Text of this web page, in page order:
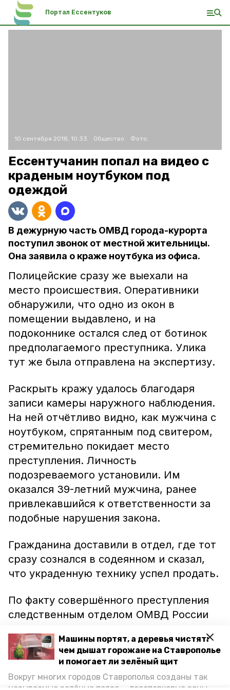
Машины портят, а деревья чистят:
чем дышат горожане на Ставрополье
и помогает ли зелёный щит
Вокруг многих городов Ставрополья созданы так
Портал Ессентуков
10 сентября 2018, 10:33 Общество Фото:
Ессентучанин попал на видео с
краденым ноутбуком под
одеждой
В дежурную часть ОМВД города-курорта
поступил звонок от местной жительницы.
Она заявила о краже ноутбука из офиса.
Полицейские сразу же выехали на
место происшествия. Оперативники
обнаружили, что одно из окон в
помещении выдавлено, и на
подоконнике остался след от ботинок
предполагаемого преступника. Улика
тут же была отправлена на экспертизу.
Раскрыть кражу удалось благодаря
записи камеры наружного наблюдения.
На ней отчётливо видно, как мужчина с
ноутбуком, спрятанным под свитером,
стремительно покидает место
преступления. Личность
подозреваемого установили. Им
оказался 39-летний мужчина, ранее
привлекавшийся к ответственности за
подобные нарушения закона.
Гражданина доставили в отдел, где тот
сразу сознался в содеянном и сказал,
что украденную технику успел продать.
По факту совершённого преступления
следственным отделом ОМВД России
уголовное дело по статье «Кража».
полицейские задержали